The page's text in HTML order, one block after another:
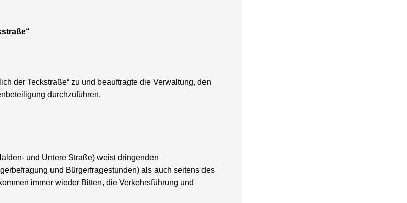
der Teckstraße“ zu und beauftragte die Verwaltung, den
durchzuführen.
und Untere Straße) weist dringenden
und Bürgerfragestunden) als auch seitens des
immer wieder Bitten, die Verkehrsführung und